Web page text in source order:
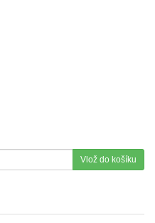
Vlož do košíku